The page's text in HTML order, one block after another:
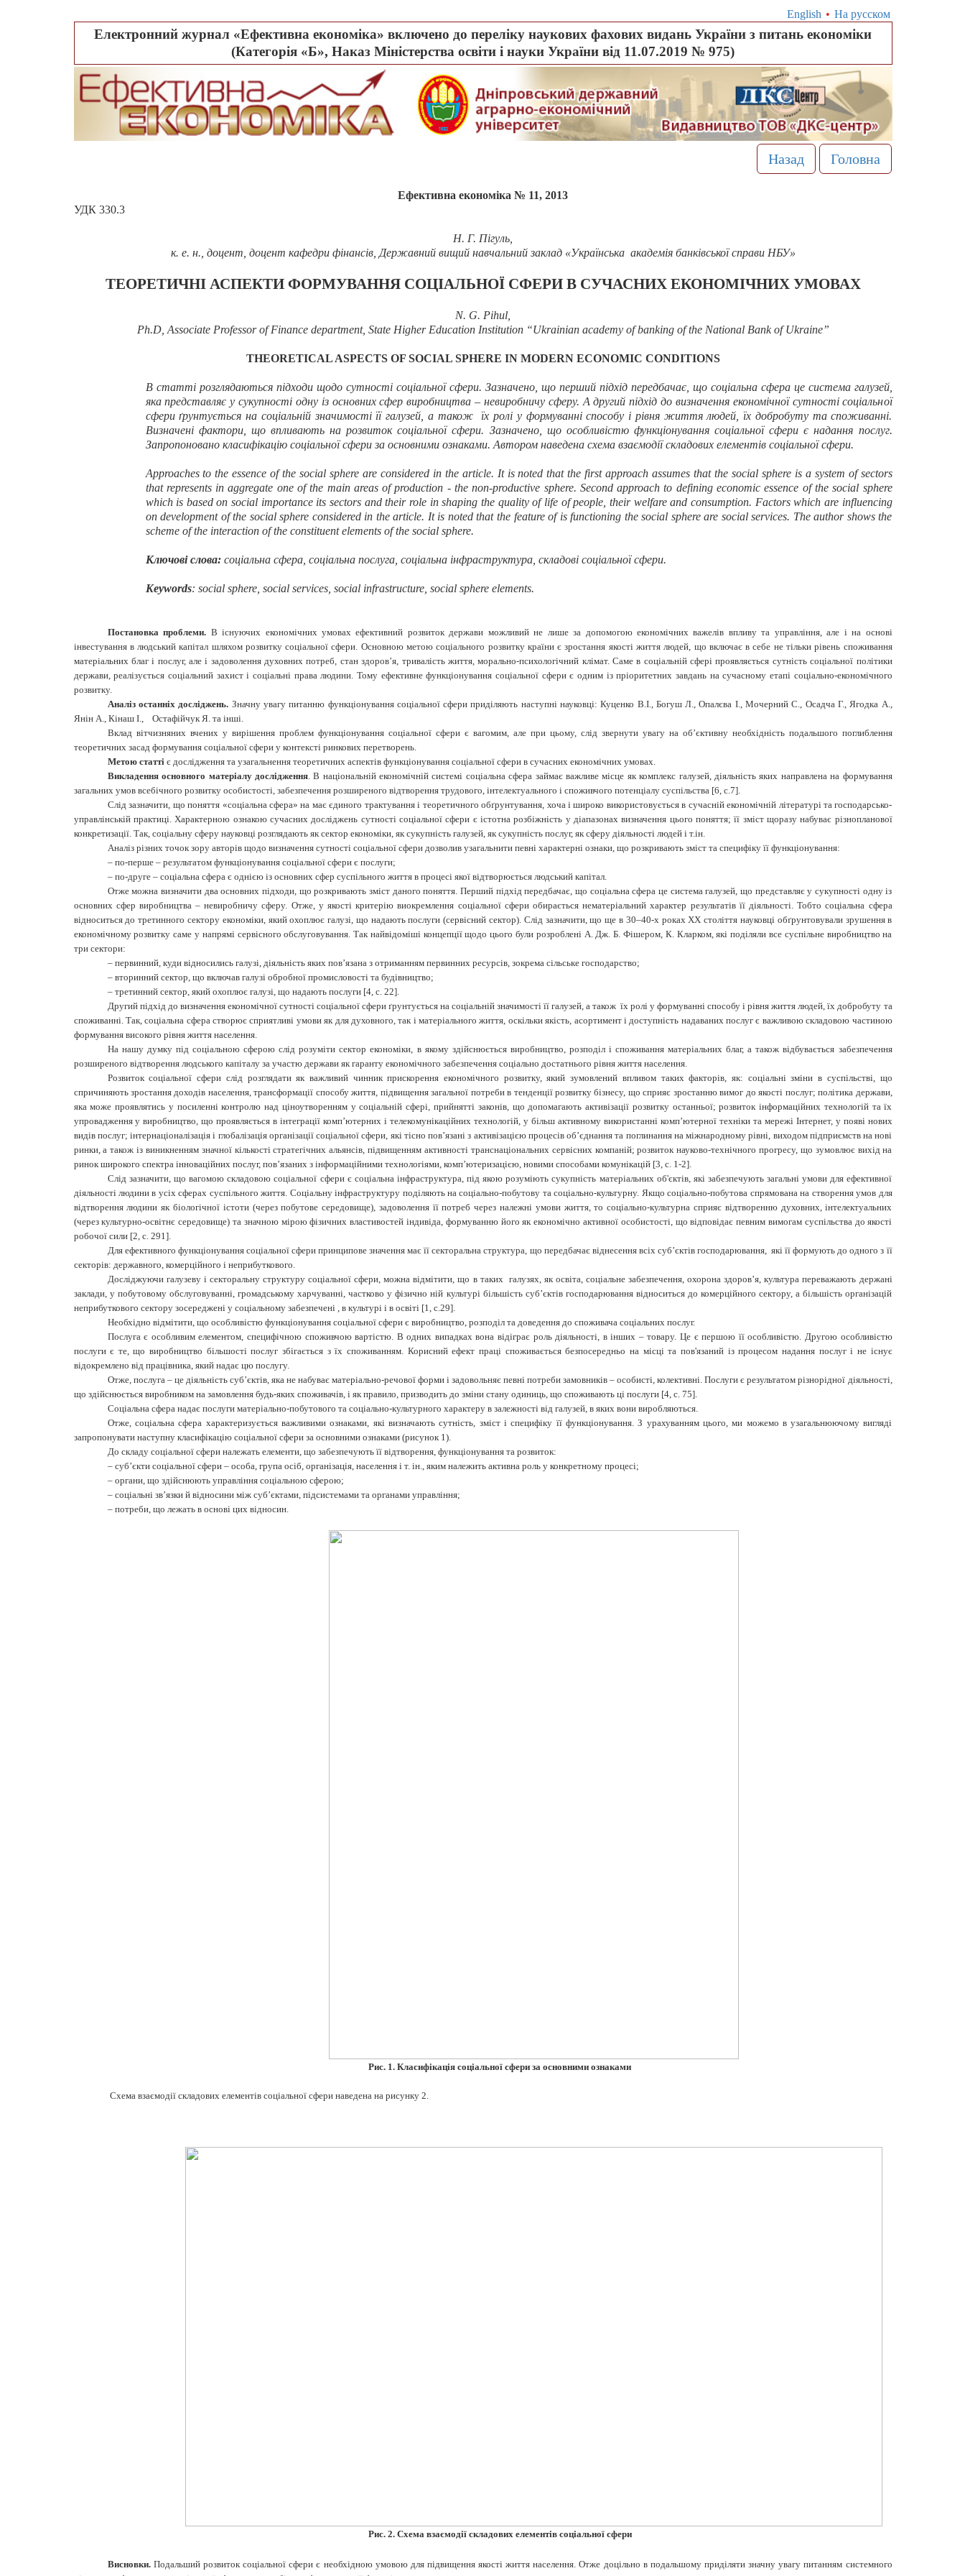
English • На русском
Електронний журнал «Ефективна економіка» включено до переліку наукових фахових видань України з питань економіки
(Категорія «Б», Наказ Міністерства освіти і науки України від 11.07.2019 № 975)
Назад Головна
Ефективна економіка № 11, 2013
УДК 330.3
Н. Г. Пігуль,
к. е. н., доцент, доцент кафедри фінансів, Державний вищий навчальний заклад «Українська академія банківської справи НБУ»
ТЕОРЕТИЧНІ АСПЕКТИ ФОРМУВАННЯ СОЦІАЛЬНОЇ СФЕРИ В СУЧАСНИХ ЕКОНОМІЧНИХ УМОВАХ
N. G. Pihul,
Ph.D, Associate Professor of Finance department, State Higher Education Institution “Ukrainian academy of banking of the National Bank of Ukraine”
THEORETICAL ASPECTS OF SOCIAL SPHERE IN MODERN ECONOMIC CONDITIONS
В статті розглядаються підходи щодо сутності соціальної сфери. Зазначено, що перший підхід передбачає, що соціальна сфера це система галузей,
яка представляє у сукупності одну із основних сфер виробництва – невиробничу сферу. А другий підхід до визначення економічної сутності соціальної
сфери ґрунтується на соціальній значимості її галузей, а також їх ролі у формуванні способу і рівня життя людей, їх добробуту та споживанні.
Визначені фактори, що впливають на розвиток соціальної сфери. Зазначено, що особливістю функціонування соціальної сфери є надання послуг.
Запропоновано класифікацію соціальної сфери за основними ознаками. Автором наведена схема взаємодії складових елементів соціальної сфери.
Approaches to the essence of the social sphere are considered in the article. It is noted that the first approach assumes that the social sphere is a system of sectors
that represents in aggregate one of the main areas of production - the non-productive sphere. Second approach to defining economic essence of the social sphere
which is based on social importance its sectors and their role in shaping the quality of life of people, their welfare and consumption. Factors which are influencing
on development of the social sphere considered in the article. It is noted that the feature of is functioning the social sphere are social services. The author shows the
scheme of the interaction of the constituent elements of the social sphere.
Ключові слова: соціальна сфера, соціальна послуга, соціальна інфраструктура, складові соціальної сфери.
Keywords: social sphere, social services, social infrastructure, social sphere elements.
Постановка проблеми. В існуючих економічних умовах ефективний розвиток держави можливий не лише за допомогою економічних важелів впливу та управління, але і на основі
інвестування в людський капітал шляхом розвитку соціальної сфери. Основною метою соціального розвитку країни є зростання якості життя людей, що включає в себе не тільки рівень споживання
матеріальних благ і послуг, але і задоволення духовних потреб, стан здоров’я, тривалість життя, морально-психологічний клімат. Саме в соціальній сфері проявляється сутність соціальної політики
держави, реалізується соціальний захист і соціальні права людини. Тому ефективне функціонування соціальної сфери є одним із пріоритетних завдань на сучасному етапі соціально-економічного
розвитку.
Аналіз останніх досліджень. Значну увагу питанню функціонування соціальної сфери приділяють наступні науковці: Куценко В.І., Богуш Л., Опалєва І., Мочерний С., Осадча Г., Ягодка А.,
Янін А., Кінаш І., Остафійчук Я. та інші.
Вклад вітчизняних вчених у вирішення проблем функціонування соціальної сфери є вагомим, але при цьому, слід звернути увагу на об’єктивну необхідність подальшого поглиблення
теоретичних засад формування соціальної сфери у контексті ринкових перетворень.
Метою статтіє дослідження та узагальнення теоретичних аспектів функціонування соціальної сфери в сучасних економічних умовах.
Викладення основного матеріалу дослідження.В національній економічній системі соціальна сфера займає важливе місце як комплекс галузей, діяльність яких направлена на формування
загальних умов всебічного розвитку особистості, забезпечення розширеного відтворення трудового, інтелектуального і споживчого потенціалу суспільства [6, с.7].
Слід зазначити, що поняття «соціальна сфера» на має єдиного трактування і теоретичного обґрунтування, хоча і широко використовується в сучасній економічній літературі та господарсько-
управлінській практиці.Характерною ознакою сучасних досліджень сутності соціальної сфери є істотна розбіжність у діапазонах визначення цього поняття; її зміст щоразу набуває різнопланової
конкретизації. Так, соціальну сферу науковці розглядають як сектор економіки, як сукупність галузей, як сукупність послуг, як сферу діяльності людей і т.ін.
Аналіз різних точок зору авторів щодо визначення сутності соціальної сфери дозволив узагальнити певні характерні ознаки, що розкривають зміст та специфіку її функціонування:
– по-перше – результатом функціонування соціальної сфери є послуги;
– по-друге – соціальна сфера є однією із основних сфер суспільного життя в процесі якої відтворюється людський капітал.
Отже можна визначити два основних підходи, що розкривають зміст даного поняття. Перший підхід передбачає, що соціальна сфера це система галузей, що представляє у сукупності одну із
основних сфер виробництва – невиробничу сферу. Отже, у якості критерію виокремлення соціальної сфери обирається нематеріальний характер результатів її діяльності. Тобто соціальна сфера
відноситься до третинного сектору економіки, який охоплює галузі, що надають послуги (сервісний сектор). Слід зазначити, що ще в 30–40-х роках ХХ століття науковці обґрунтовували зрушення в
економічному розвитку саме у напрямі сервісного обслуговування. Так найвідоміші концепції щодо цього були розроблені А. Дж. Б. Фішером, К. Кларком, які поділяли все суспільне виробництво на
три сектори:
– первинний, куди відносились галузі, діяльність яких пов’язана з отриманням первинних ресурсів, зокрема сільське господарство;
– вторинний сектор, що включав галузі обробної промисловості та будівництво;
– третинний сектор, який охоплює галузі, що надають послуги [4, с. 22].
Другий підхід до визначення економічної сутності соціальної сфери ґрунтується на соціальній значимості її галузей, а також їх ролі у формуванні способу і рівня життя людей, їх добробуту та
споживанні. Так, соціальна сфера створює сприятливі умови як для духовного, так і матеріального життя, оскільки якість, асортимент і доступність надаваних послуг є важливою складовою частиною
формування високого рівня життя населення.
На нашу думку під соціальною сферою слід розуміти сектор економіки, в якому здійснюється виробництво, розподіл і споживання матеріальних благ, а також відбувається забезпечення
розширеного відтворення людського капіталу за участю держави як гаранту економічного забезпечення соціально достатнього рівня життя населення.
Розвиток соціальної сфери слід розглядати як важливий чинник прискорення економічного розвитку, який зумовлений впливом таких факторів, як: соціальні зміни в суспільстві, що
спричиняють зростання доходів населення, трансформації способу життя, підвищення загальної потреби в тенденції розвитку бізнесу, що сприяє зростанню вимог до якості послуг; політика держави,
яка може проявлятись у посиленні контролю над ціноутворенням у соціальній сфері, прийнятті законів, що допомагають активізації розвитку останньої; розвиток інформаційних технологій та їх
упровадження у виробництво, що проявляється в інтеграції комп’ютерних і телекомунікаційних технологій, у більш активному використанні комп’ютерної техніки та мережі Інтернет, у появі нових
видів послуг; інтернаціоналізація і глобалізація організації соціальної сфери, які тісно пов’язані з активізацією процесів об’єднання та поглинання на міжнародному рівні, виходом підприємств на нові
ринки, а також із виникненням значної кількості стратегічних альянсів, підвищенням активності транснаціональних сервісних компаній; розвиток науково-технічного прогресу, що зумовлює вихід на
ринок широкого спектра інноваційних послуг, пов’язаних з інформаційними технологіями, комп’ютеризацією, новими способами комунікацій [3, с. 1-2].
Слід зазначити, що вагомою складовою соціальної сфери є соціальна інфраструктура, під якою розуміють сукупність матеріальних об'єктів, які забезпечують загальні умови для ефективної
діяльності людини в усіх сферах суспільного життя. Соціальну інфраструктуру поділяють на соціально-побутову та соціально-культурну. Якщо соціально-побутова спрямована на створення умов для
відтворення людини як біологічної істоти (через побутове середовище), задоволення її потреб через належні умови життя, то соціально-культурна сприяє відтворенню духовних, інтелектуальних
(через культурно-освітнє середовище) та значною мірою фізичних властивостей індивіда, формуванню його як економічно активної особистості, що відповідає певним вимогам суспільства до якості
робочої сили [2, с. 291].
Для ефективного функціонування соціальної сфери принципове значення має її секторальна структура, що передбачає віднесення всіх суб’єктів господарювання, які її формують до одного з її
секторів: державного, комерційного і неприбуткового.
Досліджуючи галузеву і секторальну структуру соціальної сфери, можна відмітити, що в таких галузях, як освіта, соціальне забезпечення, охорона здоров’я, культура переважають держані
заклади, у побутовому обслуговуванні, громадському харчуванні, частково у фізично ній культурі більшість суб’єктів господарювання відноситься до комерційного сектору, а більшість організацій
неприбуткового сектору зосереджені у соціальному забезпечені , в культурі і в освіті [1, с.29].
Необхідно відмітити, що особливістю функціонування соціальної сфери є виробництво, розподіл та доведення до споживача соціальних послуг.
Послуга є особливим елементом, специфічною споживчою вартістю. В одних випадках вона відіграє роль діяльності, в інших – товару. Це є першою її особливістю. Другою особливістю
послуги є те, що виробництво більшості послуг збігається з їх споживанням. Корисний ефект праці споживається безпосередньо на місці та пов'язаний із процесом надання послуг і не існує
відокремлено від працівника, який надає цю послугу.
Отже, послуга – це діяльність суб’єктів, яка не набуває матеріально-речової форми і задовольняє певні потреби замовників – особисті, колективні. Послуги є результатом різнорідної діяльності,
що здійснюється виробником на замовлення будь-яких споживачів, і як правило, призводить до зміни стану одиниць, що споживають ці послуги [4, с. 75].
Соціальна сфера надає послуги матеріально-побутового та соціально-культурного характеру в залежності від галузей, в яких вони виробляються.
Отже, соціальна сфера характеризується важливими ознаками, які визначають сутність, зміст і специфіку її функціонування. З урахуванням цього, ми можемо в узагальнюючому вигляді
запропонувати наступну класифікацію соціальної сфери за основними ознаками (рисунок 1).
До складу соціальної сфери належать елементи, що забезпечують її відтворення, функціонування та розвиток:
– суб’єкти соціальної сфери – особа, група осіб, організація, населення і т. ін., яким належить активна роль у конкретному процесі;
– органи, що здійснюють управління соціальною сферою;
– соціальні зв’язки й відносини між суб’єктами, підсистемами та органами управління;
– потреби, що лежать в основі цих відносин.
Рис. 1. Класифікація соціальної сфери за основними ознаками
Схема взаємодії складових елементів соціальної сфери наведена на рисунку 2.
Рис. 2. Схема взаємодії складових елементів соціальної сфери
Висновки. Подальший розвиток соціальної сфери є необхідною умовою для підвищення якості життя населення. Отже доцільно в подальшому приділяти значну увагу питанням системного